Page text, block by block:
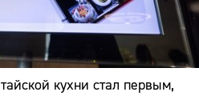
кухни стал первым,